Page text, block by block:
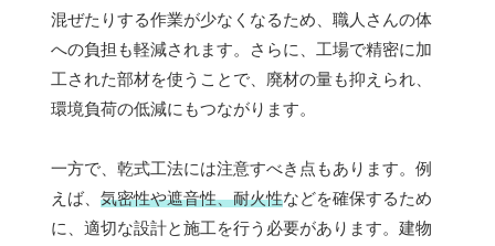
混ぜたりする作業が少なくなるため、職人さんの体
への負担も軽減されます。さらに、工場で精密に加
工された部材を使うことで、廃材の量も抑えられ、
環境負荷の低減にもつながります。
一方で、乾式工法には注意すべき点もあります。例
えば、 気密性や遮音性、耐火性などを確保するため
に、適切な設計と施工を行う必要があります。建物